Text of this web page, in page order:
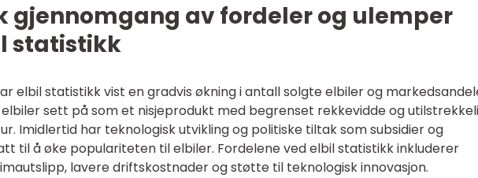
gjennomgang av fordeler og ulemper
statistikk
elbil statistikk vist en gradvis økning i antall solgte elbiler og
sett på som et nisjeprodukt med begrenset rekkevidde og
Imidlertid har teknologisk utvikling og politiske tiltak som subsidier og
til å øke populariteten til elbiler. Fordelene ved elbil statistikk inkluderer
lavere driftskostnader og støtte til teknologisk innovasjon.